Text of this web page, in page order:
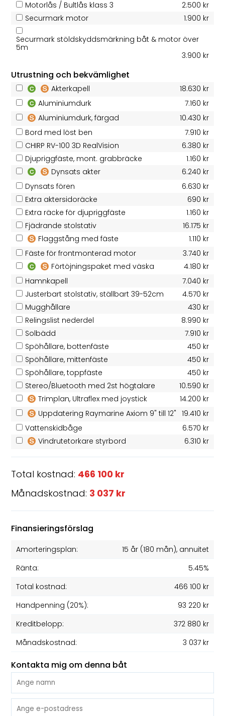
Motorlås / Bultlås klass 3
2.500 kr
Securmark motor
1.900 kr
Securmark stöldskyddsmärkning båt & motor över
5m
3.900 kr
Utrustning och bekvämlighet
Akterkapell
18.630 kr
Aluminiumdurk
7.160 kr
Aluminiumdurk, färgad
10.430 kr
Bord med löst ben
7.910 kr
CHIRP RV-100 3D RealVision
6.380 kr
Djupriggfäste, mont. grabbräcke
1.160 kr
Dynsats akter
6.240 kr
Dynsats fören
6.630 kr
Extra aktersidoräcke
690 kr
Extra räcke för djupriggfäste
1.160 kr
Fjädrande stolstativ
16.175 kr
Flaggstång med fäste
1.110 kr
Fäste för frontmonterad motor
3.740 kr
Förtöjningspaket med väska
4.180 kr
Hamnkapell
7.040 kr
Justerbart stolstativ, ställbart 39-52cm
4.570 kr
Mugghållare
430 kr
Relingslist nederdel
8.990 kr
Solbädd
7.910 kr
Spöhållare, bottenfäste
450 kr
Spöhållare, mittenfäste
450 kr
Spöhållare, toppfäste
450 kr
Stereo/Bluetooth med 2st högtalare
10.590 kr
Trimplan, Ultraflex med joystick
14.200 kr
Uppdatering Raymarine Axiom 9" till 12" 19.410 kr
Vattenskidbåge
6.570 kr
Vindrutetorkare styrbord
6.310 kr
Total kostnad: 466 100 kr
Månadskostnad: 3 037 kr
Finansieringsförslag
Amorteringsplan: 15 år(180 mån), annuitet
Ränta:
5.45%
Total kostnad:
466 100 kr
Handpenning (20%):
93 220 kr
Kreditbelopp:
372 880 kr
Månadskostnad:
3 037 kr
Kontakta mig om denna båt